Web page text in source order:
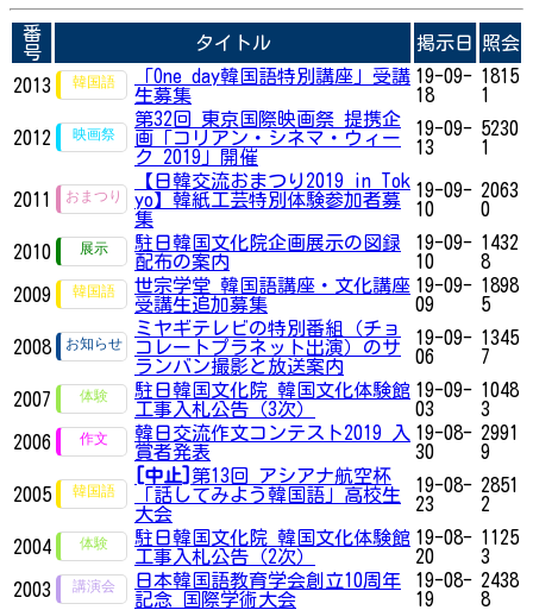
番
号
タイトル 掲示日 照会
2013
「One day韓国語特別講座」受講
生募集
19-09-
18
1815
1
2012
第32回 東京国際映画祭 提携企
画「コリアン・シネマ・ウィー
ク 2019」開催
19-09-
13
5230
1
2011
【日韓交流おまつり2019 in Tok
yo】韓紙工芸特別体験参加者募
集
19-09-
10
2063
0
2010
駐日韓国文化院企画展示の図録
配布の案内
19-09-
10
1432
8
2009
世宗学堂 韓国語講座・文化講座
受講生追加募集
19-09-
09
1898
5
2008
ミヤギテレビの特別番組（チョ
コレートプラネット出演）のサ
ランバン撮影と放送案内
19-09-
06
1345
7
2007
駐日韓国文化院 韓国文化体験館
工事入札公告（3次）
19-09-
03
1048
3
2006
韓日交流作文コンテスト2019 入
賞者発表
19-08-
30
2991
9
2005
[中止] 第13回 アシアナ航空杯
「話してみよう韓国語」高校生
大会
19-08-
23
2851
2
2004
駐日韓国文化院 韓国文化体験館
工事入札公告（2次）
19-08-
20
1125
3
2003
日本韓国語教育学会創立10周年
記念 国際学術大会
19-08-
19
2438
8